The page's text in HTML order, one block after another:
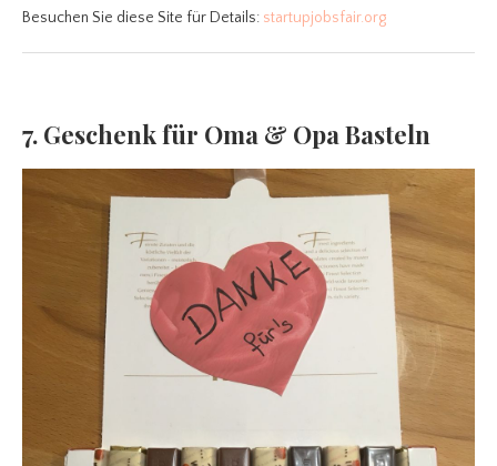
Besuchen Sie diese Site für Details: startupjobsfair.org
7. Geschenk für Oma & Opa Basteln